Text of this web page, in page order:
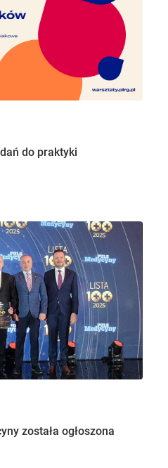
do praktyki
została ogłoszona